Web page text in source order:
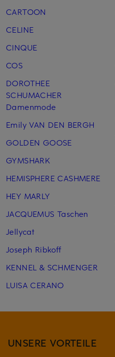
CARTOON
CELINE
CINQUE
COS
DOROTHEE
SCHUMACHER
Damenmode
Emily VAN DEN BERGH
GOLDEN GOOSE
GYMSHARK
HEMISPHERE CASHMERE
HEY MARLY
JACQUEMUS Taschen
Jellycat
Joseph Ribkoff
KENNEL & SCHMENGER
LUISA CERANO
UNSERE VORTEILE